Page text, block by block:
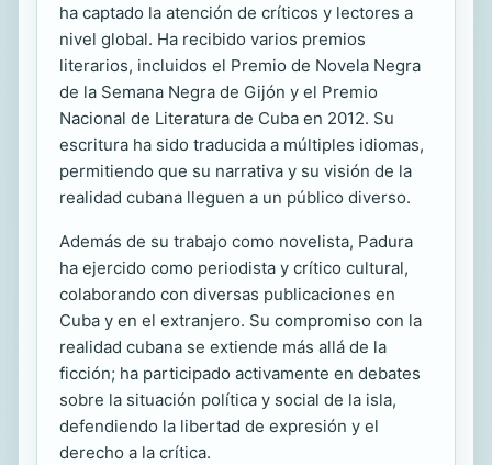
ha captado la atención de críticos y lectores a
nivel global. Ha recibido varios premios
literarios, incluidos el Premio de Novela Negra
de la Semana Negra de Gijón y el Premio
Nacional de Literatura de Cuba en 2012. Su
escritura ha sido traducida a múltiples idiomas,
permitiendo que su narrativa y su visión de la
realidad cubana lleguen a un público diverso.
Además de su trabajo como novelista, Padura
ha ejercido como periodista y crítico cultural,
colaborando con diversas publicaciones en
Cuba y en el extranjero. Su compromiso con la
realidad cubana se extiende más allá de la
ficción; ha participado activamente en debates
sobre la situación política y social de la isla,
defendiendo la libertad de expresión y el
derecho a la crítica.